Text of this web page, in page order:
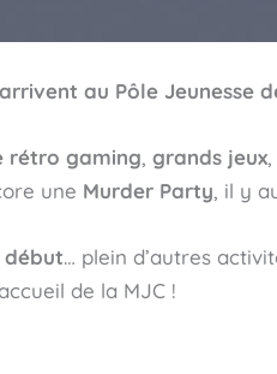
au Pôle Jeunesse
rétro gaming, grands jeux,
une Murder Party, il y
début… plein d’autres
de la MJC !